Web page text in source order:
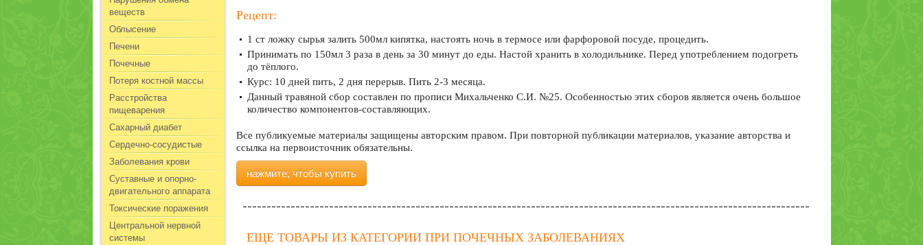
веществ
Облысение
Печени
Почечные
Потеря костной массы
Расстройства
пищеварения
Сахарный диабет
Сердечно-сосудистые
Заболевания крови
Суставные и опорно-
двигательного аппарата
Токсические поражения
Центральной нервной
системы
Рецепт:
1 ст ложку сырья залить 500мл кипятка, настоять ночь в термосе или фарфоровой посуде, процедить.
Принимать по 150мл 3 раза в день за 30 минут до еды. Настой хранить в холодильнике. Перед употреблением подогреть
до тёплого.
Курс: 10 дней пить, 2 дня перерыв. Пить 2-3 месяца.
Данный травяной сбор составлен по прописи Михальченко С.И. №25. Особенностью этих сборов является очень большое
количество компонентов-составляющих.
Все публикуемые материалы защищены авторским правом. При повторной публикации материалов, указание авторства и
ссылка на первоисточник обязательны.
нажмите, чтобы купить
ЕЩЕ ТОВАРЫ ИЗ КАТЕГОРИИ ПРИ ПОЧЕЧНЫХ ЗАБОЛЕВАНИЯХ